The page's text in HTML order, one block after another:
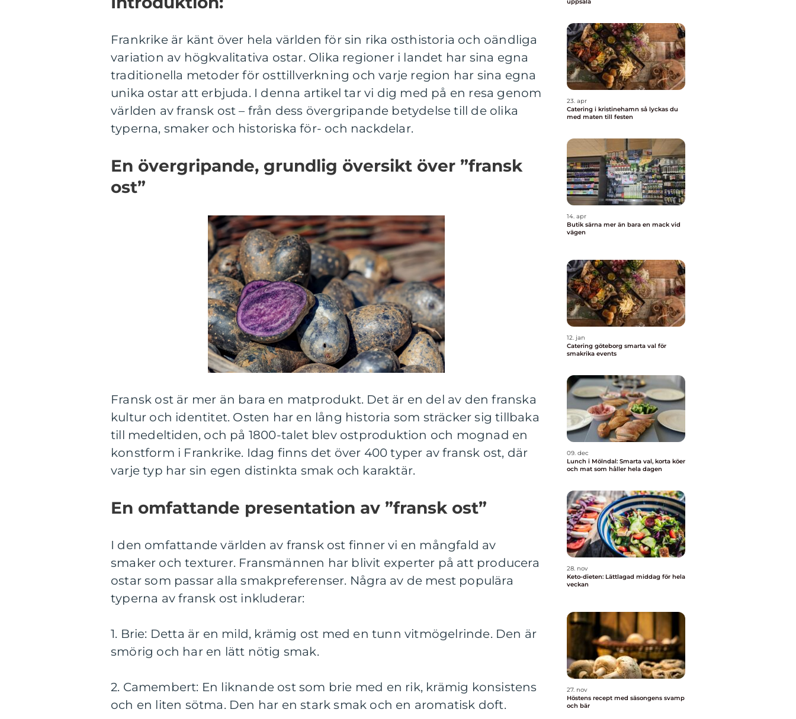
Frankrike är känt över hela världen för sin rika osthistoria och oändliga
variation av högkvalitativa ostar. Olika regioner i landet har sina egna
traditionella metoder för osttillverkning och varje region har sina egna
unika ostar att erbjuda. I denna artikel tar vi dig med på en resa genom
världen av fransk ost – från dess övergripande betydelse till de olika
typerna, smaker och historiska för- och nackdelar.
En övergripande, grundlig översikt över ”fransk
ost”
Fransk ost är mer än bara en matprodukt. Det är en del av den franska
kultur och identitet. Osten har en lång historia som sträcker sig tillbaka
till medeltiden, och på 1800-talet blev ostproduktion och mognad en
konstform i Frankrike. Idag finns det över 400 typer av fransk ost, där
varje typ har sin egen distinkta smak och karaktär.
En omfattande presentation av ”fransk ost”
I den omfattande världen av fransk ost finner vi en mångfald av
smaker och texturer. Fransmännen har blivit experter på att producera
ostar som passar alla smakpreferenser. Några av de mest populära
typerna av fransk ost inkluderar:
1. Brie: Detta är en mild, krämig ost med en tunn vitmögelrinde. Den är
smörig och har en lätt nötig smak.
2. Camembert: En liknande ost som brie med en rik, krämig konsistens
och en liten sötma. Den har en stark smak och en aromatisk doft.
23. apr
Catering i kristinehamn så lyckas du
med maten till festen
14. apr
Butik särna mer än bara en mack vid
vägen
12. jan
Catering göteborg smarta val för
smakrika events
09. dec
Lunch i Mölndal: Smarta val, korta köer
och mat som håller hela dagen
28. nov
Keto-dieten: Lättlagad middag för hela
veckan
27. nov
Höstens recept med säsongens svamp
och bär